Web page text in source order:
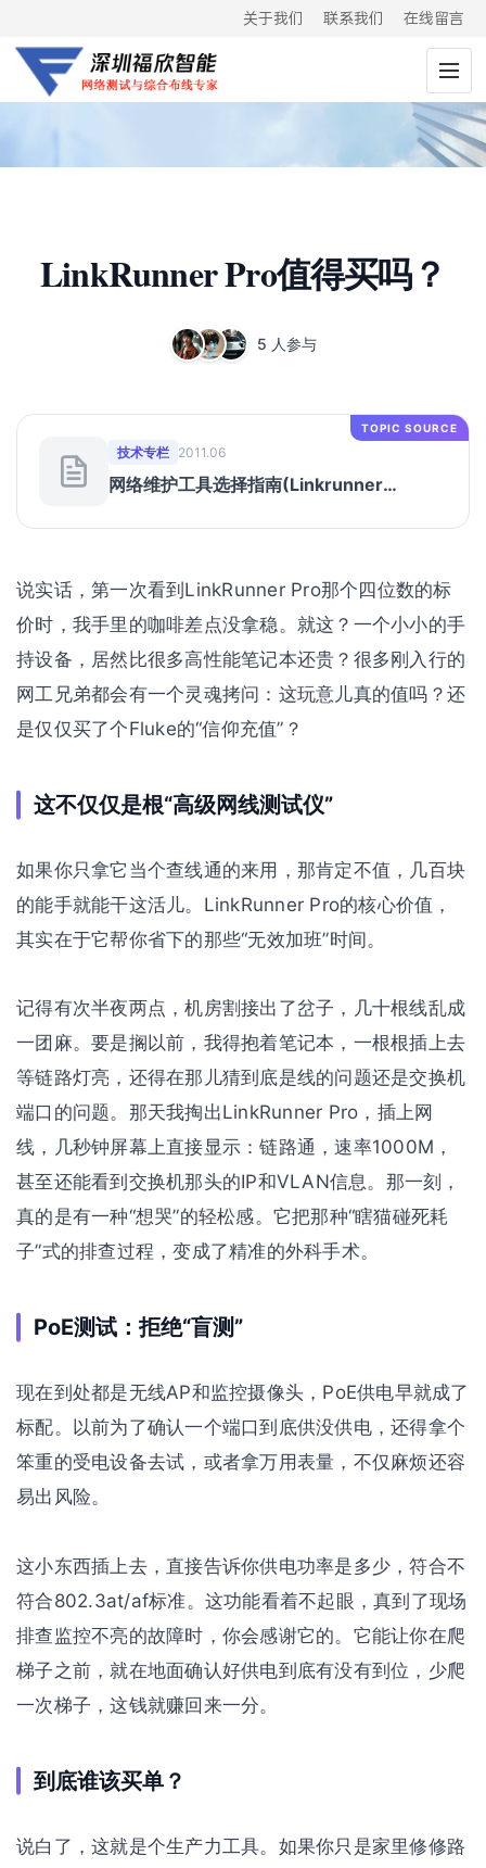
关于我们 联系我们 在线留言
LinkRunner Pro值得买吗？
5 人参与
TOPIC SOURCE
技术专栏 2011.06
网络维护工具选择指南(Linkrunner
说实话，第一次看到LinkRunner Pro那个四位数的标
价时，我手里的咖啡差点没拿稳。就这？一个小小的手
持设备，居然比很多高性能笔记本还贵？很多刚入行的
网工兄弟都会有一个灵魂拷问：这玩意儿真的值吗？还
是仅仅买了个Fluke的“信仰充值”？
这不仅仅是根“高级网线测试仪”
如果你只拿它当个查线通的来用，那肯定不值，几百块
的能手就能干这活儿。LinkRunner Pro的核心价值，
其实在于它帮你省下的那些“无效加班”时间。
记得有次半夜两点，机房割接出了岔子，几十根线乱成
一团麻。要是搁以前，我得抱着笔记本，一根根插上去
等链路灯亮，还得在那儿猜到底是线的问题还是交换机
端口的问题。那天我掏出LinkRunner Pro，插上网
线，几秒钟屏幕上直接显示：链路通，速率1000M，
甚至还能看到交换机那头的IP和VLAN信息。那一刻，
真的是有一种“想哭”的轻松感。它把那种“瞎猫碰死耗
子”式的排查过程，变成了精准的外科手术。
PoE测试：拒绝“盲测”
现在到处都是无线AP和监控摄像头，PoE供电早就成了
标配。以前为了确认一个端口到底供没供电，还得拿个
笨重的受电设备去试，或者拿万用表量，不仅麻烦还容
易出风险。
这小东西插上去，直接告诉你供电功率是多少，符合不
符合802.3at/af标准。这功能看着不起眼，真到了现场
排查监控不亮的故障时，你会感谢它的。它能让你在爬
梯子之前，就在地面确认好供电到底有没有到位，少爬
一次梯子，这钱就赚回来一分。
到底谁该买单？
说白了，这就是个生产力工具。如果你只是家里修修路